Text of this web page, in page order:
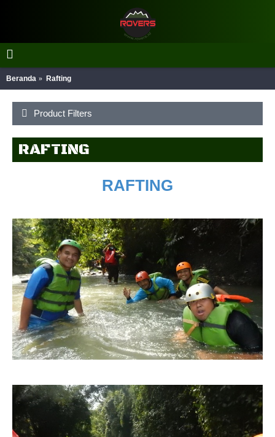
Beranda Rafting
Product Filters
RAFTING
RAFTING